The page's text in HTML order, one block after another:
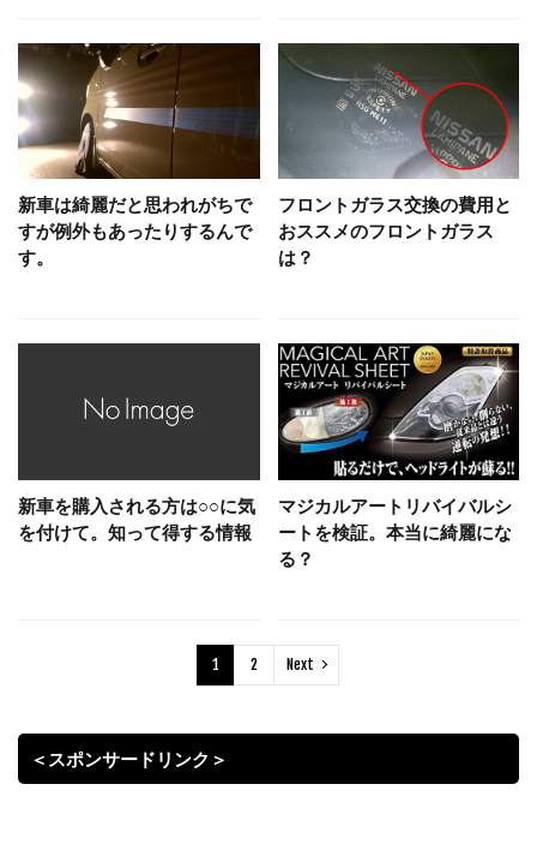
新車は綺麗だと思われがちで
すが例外もあったりするんで
す。
フロントガラス交換の費用と
おススメのフロントガラス
は？
新車を購入される方は○○に気
を付けて。知って得する情報
マジカルアートリバイバルシ
ートを検証。本当に綺麗にな
る？
1 2 Next
＜スポンサードリンク＞